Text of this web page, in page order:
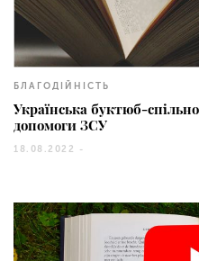
БЛАГОДІЙНІСТЬ
Українська буктюб-
допомоги ЗСУ
18.08.2022 -